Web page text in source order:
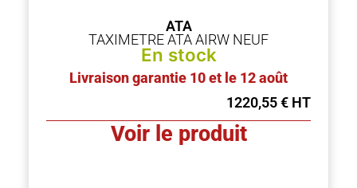
ATA
TAXIMETRE ATA AIRW NEUF
En stock
Livraison garantie 10 et le 12 août
1220,55€
Voir le produit